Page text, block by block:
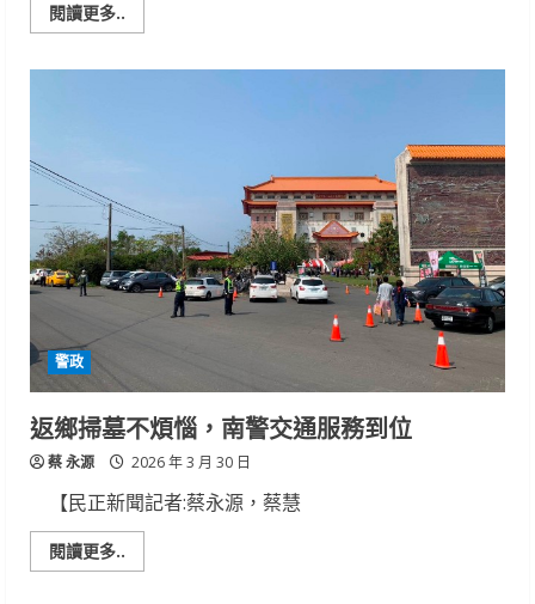
閱讀更多..
more
「假
認
證」
騙
局
助
人
萬
元
積
蓄
警政
返鄉掃墓不煩惱，南警交通服務到位
蔡 永源 2026 年 3 月 30 日
【民正新聞記者:蔡永源，蔡慧
閱讀更多..
more